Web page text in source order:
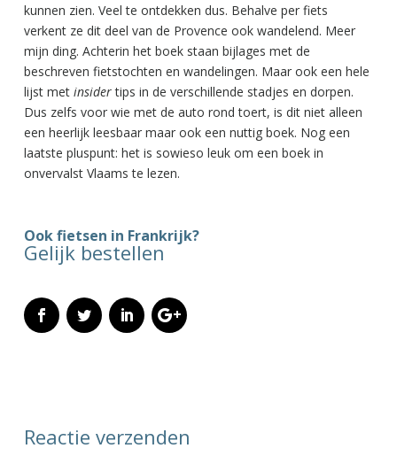
kunnen zien. Veel te ontdekken dus. Behalve per fiets
verkent ze dit deel van de Provence ook wandelend. Meer
mijn ding. Achterin het boek staan bijlages met de
beschreven fietstochten en wandelingen. Maar ook een hele
lijst met insidertips in de verschillende stadjes en dorpen.
Dus zelfs voor wie met de auto rond toert, is dit niet alleen
een heerlijk leesbaar maar ook een nuttig boek. Nog een
laatste pluspunt: het is sowieso leuk om een boek in
onvervalst Vlaams te lezen.
Ook fietsen in Frankrijk?
Gelijk bestellen
Reactie verzenden